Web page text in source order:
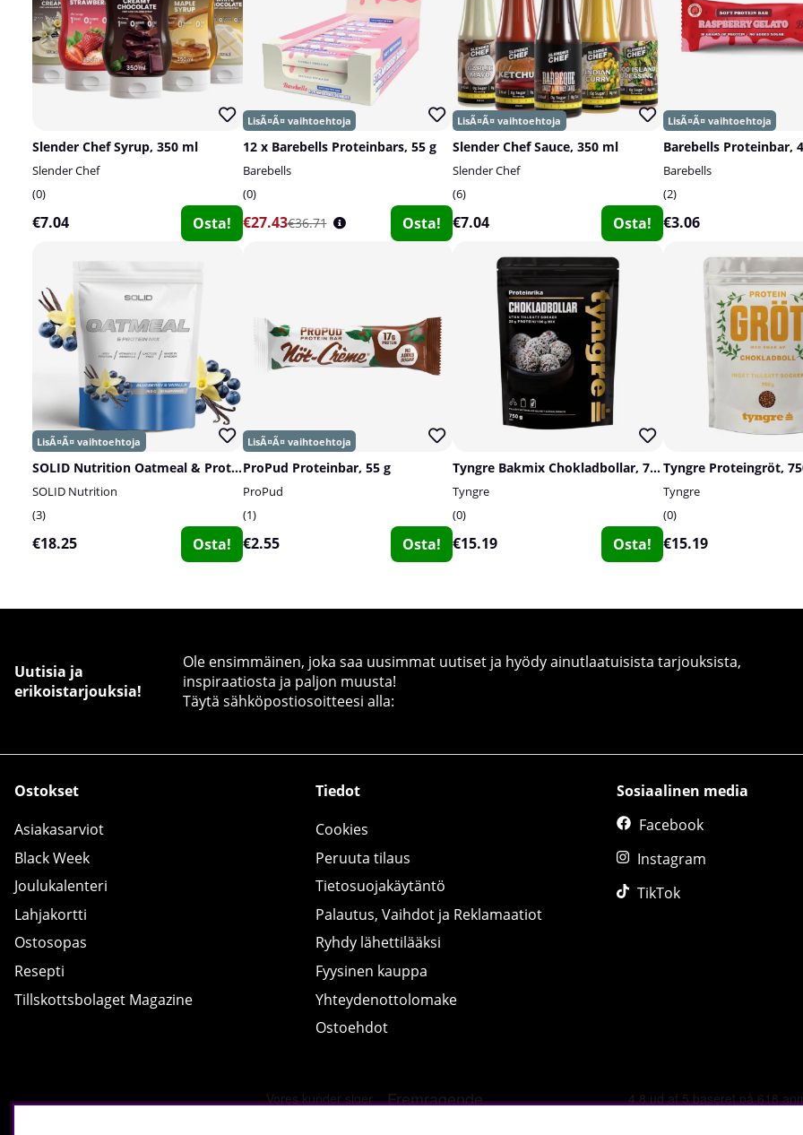
Slender Chef Syrup, 350 ml
Slender Chef
0
€7.04 Osta!
12 x Barebells Proteinbars, 55 g
Barebells
0
€27.43€36.71 Osta!
Slender Chef Sauce, 350 ml
Slender Chef
6
€7.04 Osta!
Barebells Proteinbar,
Barebells
2
€3.06
SOLID Nutrition Oatmeal & Protein Mix, 750 g
SOLID Nutrition
3
€18.25 Osta!
ProPud Proteinbar, 55 g
ProPud
1
€2.55 Osta!
Tyngre Bakmix Chokladbollar, 750 g
Tyngre
0
€15.19 Osta!
Tyngre Proteingröt,
Tyngre
0
€15.19
Uutisia ja
erikoistarjouksia!
Ole ensimmäinen, joka saa uusimmat uutiset ja hyödy ainutlaatuisista tarjouksista,
inspiraatiosta ja paljon muusta!
Täytä sähköpostiosoitteesi alla:
Ostokset
Asiakasarviot
Black Week
Joulukalenteri
Lahjakortti
Ostosopas
Resepti
Tillskottsbolaget Magazine
Tiedot
Cookies
Peruuta tilaus
Tietosuojakäytäntö
Palautus, Vaihdot ja Reklamaatiot
Ryhdy lähettilääksi
Fyysinen kauppa
Yhteydenottolomake
Ostoehdot
Sosiaalinen media
Facebook
Instagram
TikTok